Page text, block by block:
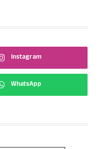
Instagram
WhatsApp